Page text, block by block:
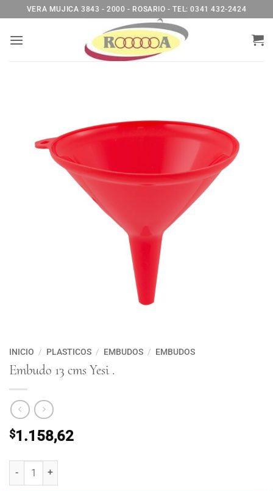
al
contenido
VERA MUJICA 3843 - 2000 - ROSARIO - TEL: 0341 432-2424
INICIO / PLASTICOS / EMBUDOS / EMBUDOS
Embudo 13 cms Yesi .
$1.158,62